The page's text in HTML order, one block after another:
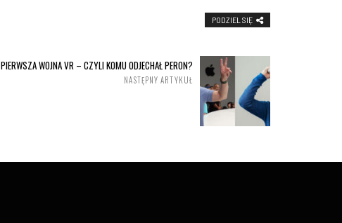
PODZIEL SIĘ
PIERWSZA WOJNA VR – CZYLI KOMU ODJECHAŁ PERON?
NASTĘPNY ARTYKUŁ